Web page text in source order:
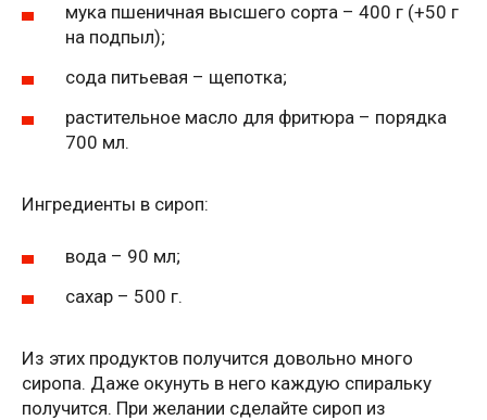
мука пшеничная высшего сорта – 400 г (+50 г
на подпыл);
сода питьевая – щепотка;
растительное масло для фритюра – порядка
700 мл.
Ингредиенты в сироп:
вода – 90 мл;
сахар – 500 г.
Из этих продуктов получится довольно много
сиропа. Даже окунуть в него каждую спиральку
получится. При желании сделайте сироп из